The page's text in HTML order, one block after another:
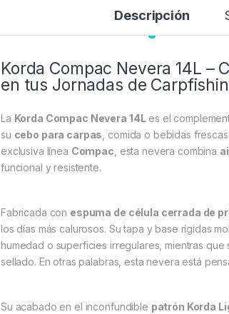
Descripción
Korda Compac Nevera 14L –
en tus Jornadas de
La Korda Compac Nevera 14Les el
su cebo para carpas , comida o bebidas
exclusiva línea Compac , esta nevera combina
funcional y resistente.
Fabricada con espuma de célula cerrada de
los días más calurosos. Su tapa y base rígidas
humedad o superficies irregulares, mientras
sellado. En otras palabras, esta nevera está
Su acabado en el inconfundible patrón Korda